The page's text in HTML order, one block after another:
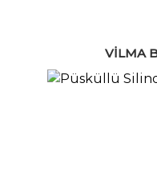
VILMA